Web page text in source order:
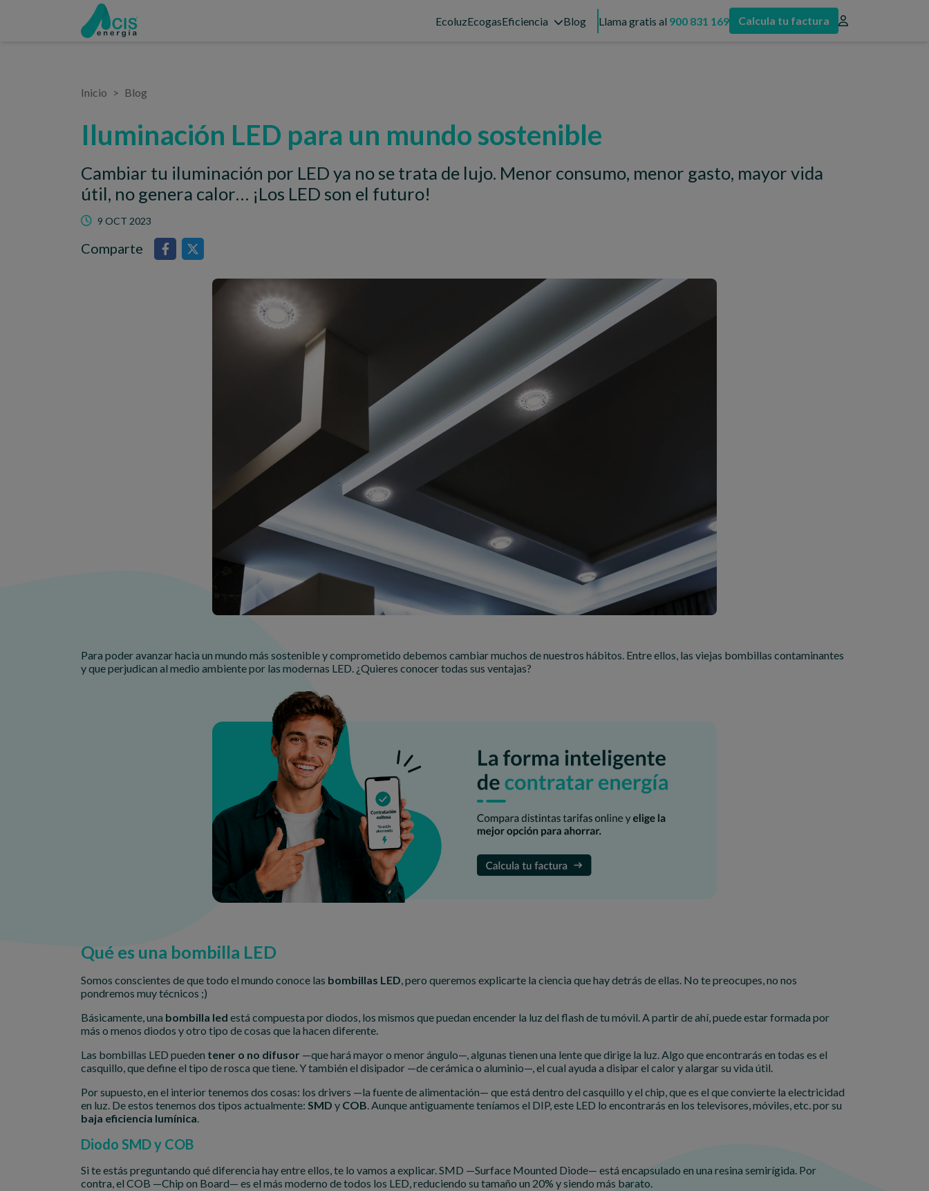
EcoluzEcogasEficiencia Blog Llama gratis al 900 831 169 Calcula tu factura
Inicio Blog
Iluminación LED para un mundo sostenible
Cambiar tu iluminación por LED ya no se trata de lujo. Menor consumo, menor gasto, mayor vida
útil, no genera calor… ¡Los LED son el futuro!
9 OCT 2023
Comparte
Para poder avanzar hacia un mundo más sostenible y comprometido debemos cambiar muchos de nuestros hábitos. Entre ellos, las viejas bombillas contaminantes
y que perjudican al medio ambiente por las modernas LED. ¿Quieres conocer todas sus ventajas?
Qué es una bombilla LED
Somos conscientes de que todo el mundo conoce las bombillas LED, pero queremos explicarte la ciencia que hay detrás de ellas. No te preocupes, no nos
pondremos muy técnicos ;)
Básicamente, una bombilla led está compuesta por diodos, los mismos que puedan encender la luz del flash de tu móvil. A partir de ahí, puede estar formada por
más o menos diodos y otro tipo de cosas que la hacen diferente.
Las bombillas LED pueden tener o no difusor —que hará mayor o menor ángulo—, algunas tienen una lente que dirige la luz. Algo que encontrarás en todas es el
casquillo, que define el tipo de rosca que tiene. Y también el disipador —de cerámica o aluminio—, el cual ayuda a disipar el calor y alargar su vida útil.
Por supuesto, en el interior tenemos dos cosas: los drivers —la fuente de alimentación— que está dentro del casquillo y el chip, que es el que convierte la electricidad
en luz. De estos tenemos dos tipos actualmente: SMD y COB. Aunque antiguamente teníamos el DIP, este LED lo encontrarás en los televisores, móviles, etc. por su
baja eficiencia lumínica.
Diodo SMD y COB
Si te estás preguntando qué diferencia hay entre ellos, te lo vamos a explicar. SMD —Surface Mounted Diode— está encapsulado en una resina semirígida. Por
contra, el COB —Chip on Board— es el más moderno de todos los LED, reduciendo su tamaño un 20% y siendo más barato.